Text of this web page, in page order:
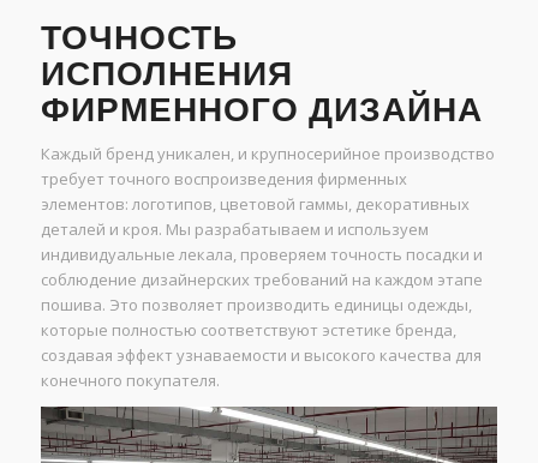
ТОЧНОСТЬ
ИСПОЛНЕНИЯ
ФИРМЕННОГО ДИЗАЙНА
Каждый бренд уникален, и крупносерийное производство
требует точного воспроизведения фирменных
элементов: логотипов, цветовой гаммы, декоративных
деталей и кроя. Мы разрабатываем и используем
индивидуальные лекала, проверяем точность посадки и
соблюдение дизайнерских требований на каждом этапе
пошива. Это позволяет производить единицы одежды,
которые полностью соответствуют эстетике бренда,
создавая эффект узнаваемости и высокого качества для
конечного покупателя.